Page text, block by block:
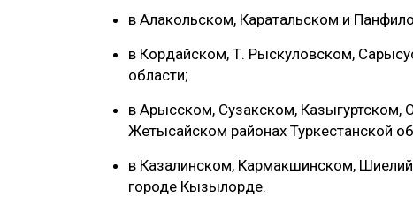
‎в Алакольском, Каратальском и
‎в Кордайском, Т. Рыскуловском,
области;
‎в Арысском, Сузакском,
Жетысайском районах Туркестанской
‎в Казалинском, Кармакшинском,
городе Кызылорде.